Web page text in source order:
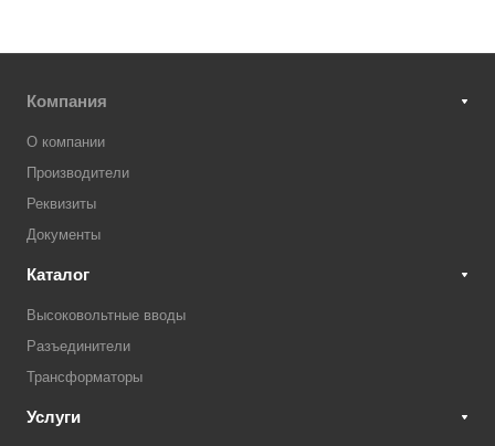
Компания
О компании
Производители
Реквизиты
Документы
Каталог
Высоковольтные вводы
Разъединители
Трансформаторы
Услуги